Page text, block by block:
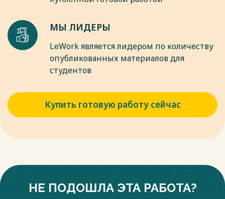
МЫ ЛИДЕРЫ
LeWork является лидером по количеству
опубликованных материалов для
студентов
Купить готовую работу сейчас
НЕ ПОДОШЛА ЭТА РАБОТА?